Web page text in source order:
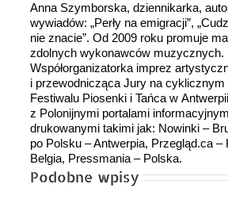
Anna Szymborska, dziennikarka,
wywiadów: „Perły na emigracji”,
nie znacie”. Od 2009 roku promuje
zdolnych wykonawców muzycznych.
Współorganizatorka imprez
i przewodnicząca Jury na cyklicznym
Festiwalu Piosenki i Tańca w
z Polonijnymi portalami
drukowanymi takimi jak: Nowinki –
po Polsku – Antwerpia, Przegląd.ca –
Belgia, Pressmania – Polska.
Podobne wpisy